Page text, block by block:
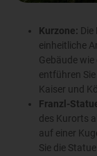
Kurzone:
einheitliche
Gebäude
entführen
Kaiser und
Franzl -
des Kurorts
auf einer
Sie die